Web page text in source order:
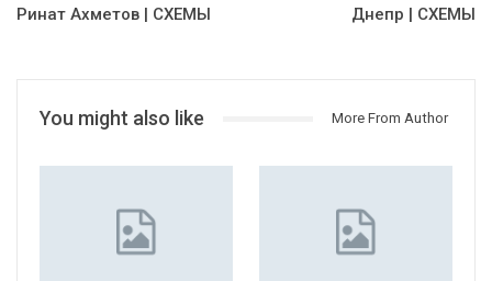
Ринат Ахметов | СХЕМЫ Днепр | СХЕМЫ
You might also like More From Author